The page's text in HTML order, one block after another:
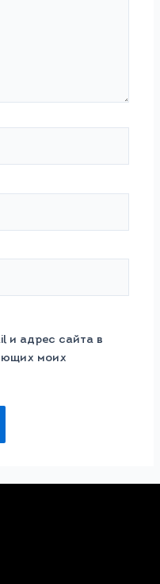
и адрес сайта в
моих